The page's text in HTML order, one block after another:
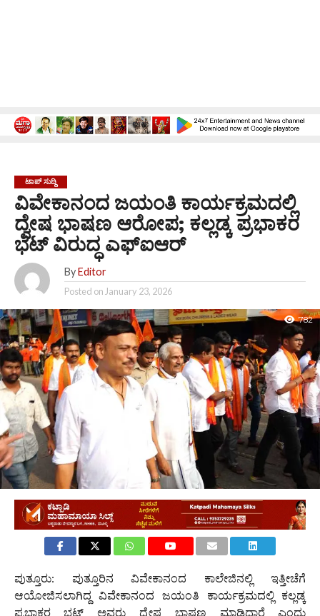
ಟಾಪ್ ಸುದ್ದಿ
ವಿವೇಕಾನಂದ ಜಯಂತಿ ಕಾರ್ಯಕ್ರಮದಲ್ಲಿ
ದ್ವೇಷ ಭಾಷಣ ಆರೋಪ; ಕಲ್ಲಡ್ಕ ಪ್ರಭಾಕರ
ಭಟ್ ವಿರುದ್ಧ ಎಫ್‌ಐಆರ್
By Editor
Posted onJanuary 23, 2026
782
ಪುತ್ತೂರು: ಪುತ್ತೂರಿನ ವಿವೇಕಾನಂದ ಕಾಲೇಜಿನಲ್ಲಿ ಇತ್ತೀಚೆಗೆ
ಆಯೋಜಿಸಲಾಗಿದ್ದ ವಿವೇಕಾನಂದ ಜಯಂತಿ ಕಾರ್ಯಕ್ರಮದಲ್ಲಿ ಕಲ್ಲಡ್ಕ
ಪ್ರಭಾಕರ ಭಟ್ ಅವರು ದ್ವೇಷ ಭಾಷಣ ಮಾಡಿದ್ದಾರೆ ಎಂದು